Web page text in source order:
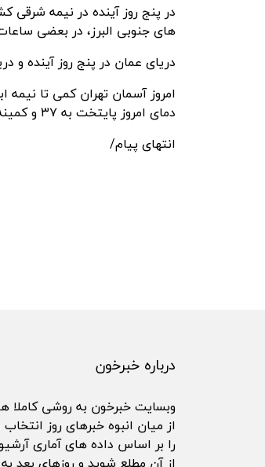
در پنج روز آینده در نیمه شرقی
های جنوبی البرز، در بعضی
دریای عمان در پنج روز آینده و
امروز آسمان تهران کمی تا نیمه
دمای امروز پایتخت به ۳۷ و کمینه دمای آن به ۲۷ درجه سانتی‌گراد بالای صفر خواهد رسید.
انتهای پیام/
درباره خبرخون
وبسایت خبرخون به روشی کاملا
از میان انبوه خبرهای روز انتخاب
را بر اساس داده های آماری